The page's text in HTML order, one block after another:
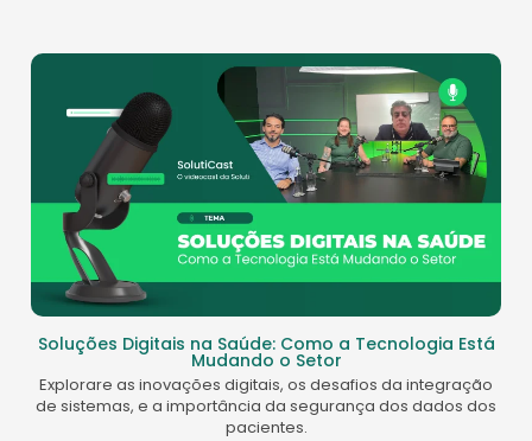
Soluções Digitais na Saúde: Como a Tecnologia Está
Mudando o Setor
Explorare as inovações digitais, os desafios da integração
de sistemas, e a importância da segurança dos dados dos
pacientes.